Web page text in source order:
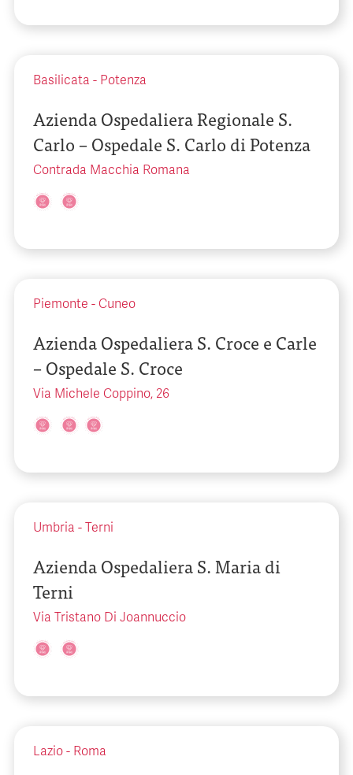
Basilicata - Potenza
Azienda Ospedaliera Regionale S.
Carlo – Ospedale S. Carlo di Potenza
Contrada Macchia Romana
Piemonte - Cuneo
Azienda Ospedaliera S. Croce e Carle
– Ospedale S. Croce
Via Michele Coppino, 26
Umbria - Terni
Azienda Ospedaliera S. Maria di
Terni
Via Tristano Di Joannuccio
Lazio - Roma